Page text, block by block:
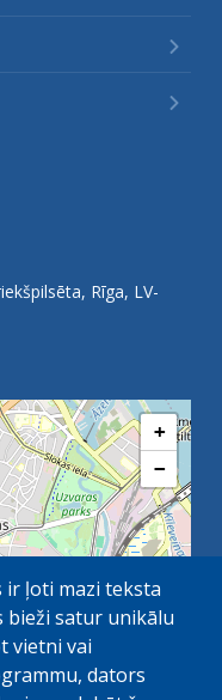
Rīga, LV-
+
−
ir ļoti mazi teksta
bieži satur unikālu
vietni vai
dators